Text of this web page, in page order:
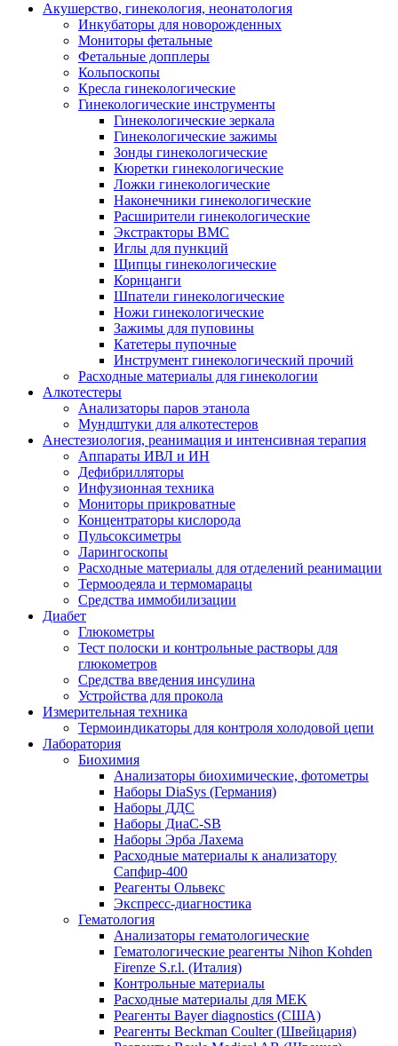
Акушерство, гинекология, неонатология
Инкубаторы для новорожденных
Мониторы фетальные
Фетальные допплеры
Кольпоскопы
Кресла гинекологические
Гинекологические инструменты
Гинекологические зеркала
Гинекологические зажимы
Зонды гинекологические
Кюретки гинекологические
Ложки гинекологические
Наконечники гинекологические
Расширители гинекологические
Экстракторы ВМС
Иглы для пункций
Щипцы гинекологические
Корнцанги
Шпатели гинекологические
Ножи гинекологические
Зажимы для пуповины
Катетеры пупочные
Инструмент гинекологический прочий
Расходные материалы для гинекологии
Алкотестеры
Анализаторы паров этанола
Мундштуки для алкотестеров
Анестезиология, реанимация и интенсивная терапия
Аппараты ИВЛ и ИН
Дефибрилляторы
Инфузионная техника
Мониторы прикроватные
Концентраторы кислорода
Пульсоксиметры
Ларингоскопы
Расходные материалы для отделений реанимации
Термоодеяла и термомарацы
Средства иммобилизации
Диабет
Глюкометры
Тест полоски и контрольные растворы для
глюкометров
Средства введения инсулина
Устройства для прокола
Измерительная техника
Термоиндикаторы для контроля холодовой цепи
Лаборатория
Биохимия
Анализаторы биохимические, фотометры
Наборы DiaSys (Германия)
Наборы ДДС
Наборы ДиаС-SB
Наборы Эрба Лахема
Расходные материалы к анализатору
Сапфир-400
Реагенты Ольвекс
Экспресс-диагностика
Гематология
Анализаторы гематологические
Гематологические реагенты Nihon Kohden
Firenze S.r.l. (Италия)
Контрольные материалы
Расходные материалы для MEK
Реагенты Bayer diagnostics (США)
Реагенты Beckman Coulter (Швейцария)